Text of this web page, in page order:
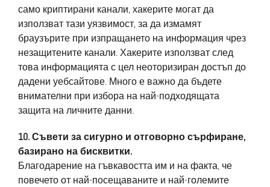
само криптирани канали, хакерите могат да
използват тази уязвимост, за да измамят
браузърите при изпращането на информация чрез
незащитените канали. Хакерите използват след
това информацията с цел неоторизиран достъп до
дадени уебсайтове. Много е важно да бъдете
внимателни при избора на най-подходящата
защита на личните данни.
10. Съвети за сигурно и отговорно сърфиране,
базирано на бисквитки.
Благодарение на гъвкавостта им и на факта, че
повечето от най-посещаваните и най-големите